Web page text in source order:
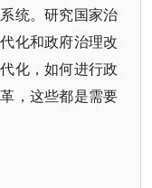
统。研究国家治
化和政府治理改
化，如何进行政
，这些都是需要